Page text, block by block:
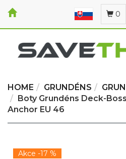
0
HOME GRUNDÉNS
Boty Grundéns Deck-
Anchor EU 46
Akce -17 %